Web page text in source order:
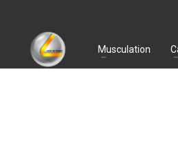
Musculation